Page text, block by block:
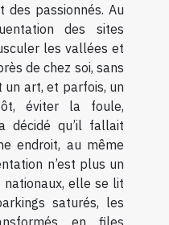
passionnés. Au
des sites
les vallées et
de chez soi, sans
un art, et parfois, un
éviter la foule,
décidé qu’il fallait
endroit, au même
n’est plus un
elle se lit
saturés, les
en files